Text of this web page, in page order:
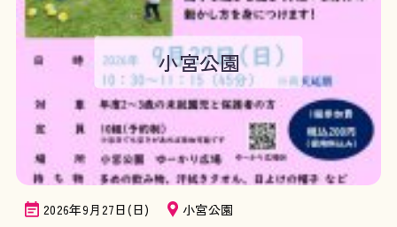
小宮公園
2026年9月27日(日)
小宮公園